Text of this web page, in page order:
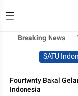
Breaking News
SATU
Fourtwnty Bakal
Indonesia